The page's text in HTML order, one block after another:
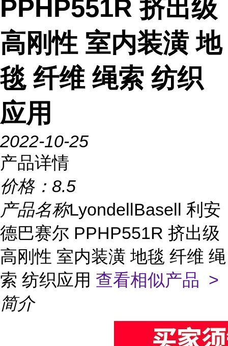
PPHP551R 挤出级
高刚性 室内装潢 地
毯 纤维 绳索 纺织
应用
2022-10-25
产品详情
价格： 8.5
产品名称LyondellBasell 利安
德巴赛尔 PPHP551R 挤出级
高刚性 室内装潢 地毯 纤维 绳
索 纺织应用 查看相似产品 >
简介